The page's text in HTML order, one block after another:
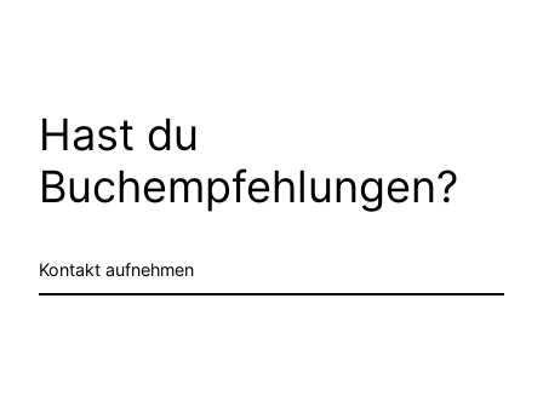
Hast du
Buchempfehlungen?
Kontakt aufnehmen